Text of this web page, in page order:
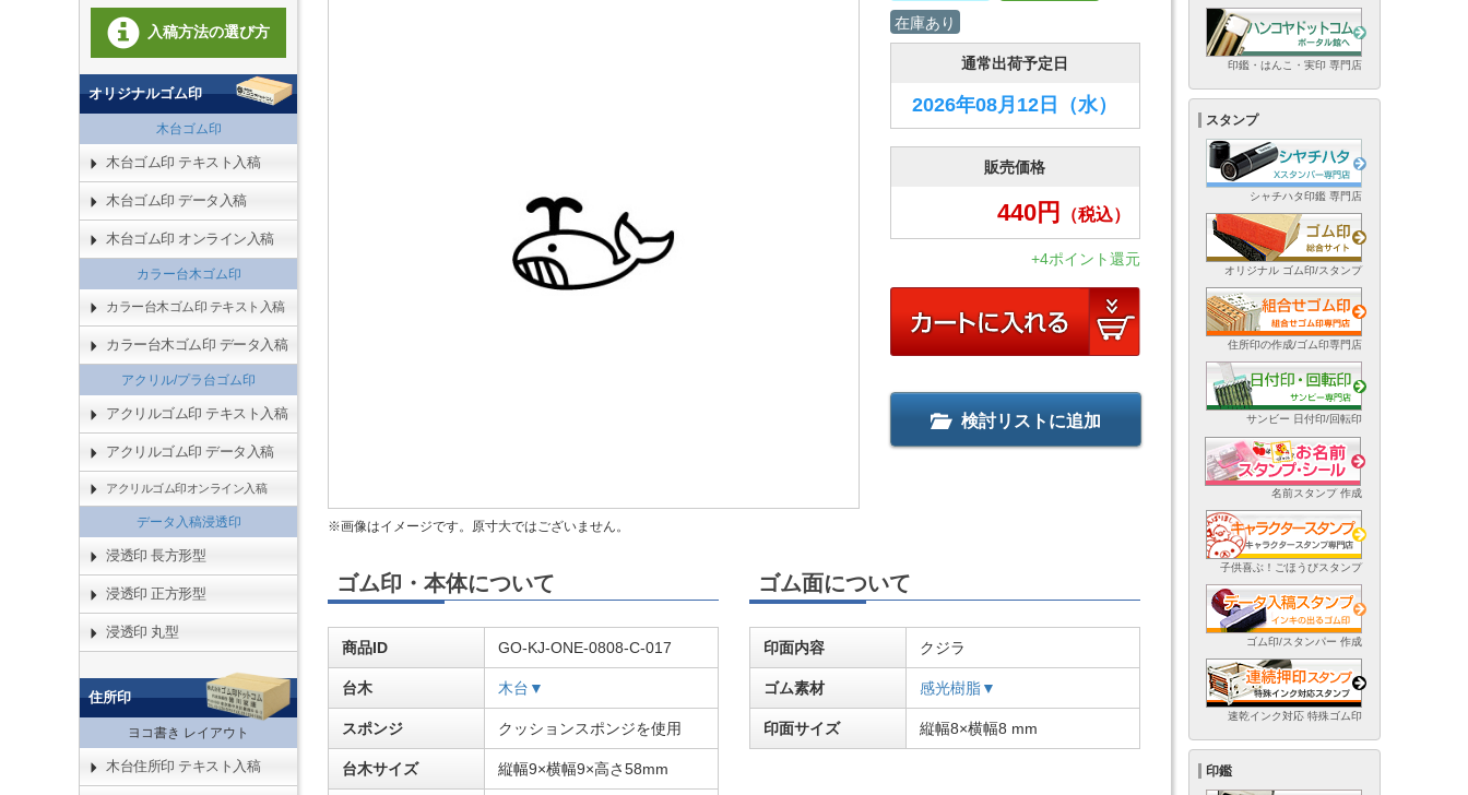
※画像はイメージです。原寸大ではございません。
在庫あり
通常出荷予定日
2026年08月12日 （水）
販売価格
440円 （税込）
+4ポイント還元
検討リストに追加
ゴム印・本体について
商品ID GO-KJ-ONE-0808-C-017
台木 木台▼
スポンジ クッションスポンジを使用
台木サイズ 縦幅9×横幅9×高さ58mm
ゴム面について
印面内容 クジラ
ゴム素材 感光樹脂▼
印面サイズ 縦幅8×横幅8 mm
入稿方法の選び方
オリジナルゴム印
木台ゴム印
木台ゴム印 テキスト入稿
木台ゴム印 データ入稿
木台ゴム印 オンライン入稿
カラー台木ゴム印
カラー台木ゴム印 テキスト入稿
カラー台木ゴム印 データ入稿
アクリル/プラ台ゴム印
アクリルゴム印 テキスト入稿
アクリルゴム印 データ入稿
アクリルゴム印オンライン入稿
データ入稿浸透印
浸透印 長方形型
浸透印 正方形型
浸透印 丸型
住所印
ヨコ書き レイアウト
木台住所印 テキスト入稿
印鑑・はんこ・実印 専門店
スタンプ
シャチハタ印鑑 専門店
オリジナル ゴム印/スタンプ
住所印の作成/ゴム印専門店
サンビー 日付印/回転印
名前スタンプ 作成
子供喜ぶ！ごほうびスタンプ
ゴム印/スタンパー 作成
速乾インク対応 特殊ゴム印
印鑑